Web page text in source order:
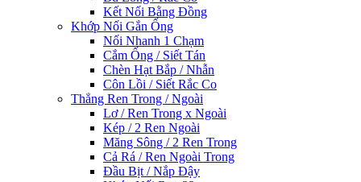
Kết Nối Bằng Đồng
Khớp Nối Gắn Ống
Nối Nhanh 1 Chạm
Cắm Ống / Siết Tán
Chèn Hạt Bắp / Nhẫn
Côn Lồi / Siết Rắc Co
Thẳng Ren Trong / Ngoài
Lơ / Ren Trong x Ngoài
Kép / 2 Ren Ngoài
Măng Sông / 2 Ren Trong
Cả Rá / Ren Ngoài Trong
Đầu Bịt / Nắp Đậy